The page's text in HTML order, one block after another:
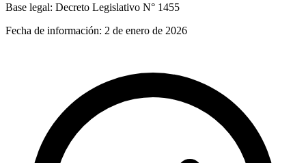
Base legal: Decreto Legislativo N° 1455
Fecha de información: 2 de enero de 2026